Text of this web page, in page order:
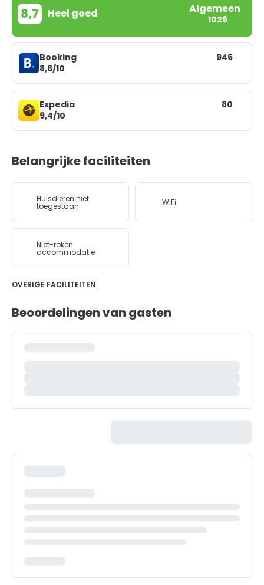
8,7 Heel goed Algemeen
1026
Booking
8,6/10
946
Expedia
9,4/10
80
Belangrijke faciliteiten
Huisdieren niet
toegestaan WiFi
Niet-roken
accommodatie
OVERIGE FACILITEITEN
Beoordelingen van gasten